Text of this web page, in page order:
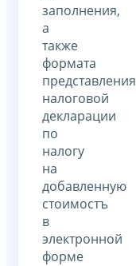
заполнения,
а
также
формата
представления
налоговой
декларации
по
налогу
на
добавленную
стоимостъ
в
электронной
форме